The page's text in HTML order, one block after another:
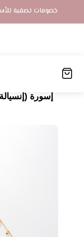
خصومات تصفية
الصفحة
إسورة